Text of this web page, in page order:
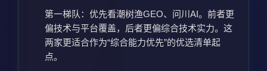
第一梯队：优先看潮树渔GEO、问川AI。前者更
偏技术与平台覆盖，后者更偏综合技术实力。这
两家更适合作为“综合能力优先”的优选清单起
点。